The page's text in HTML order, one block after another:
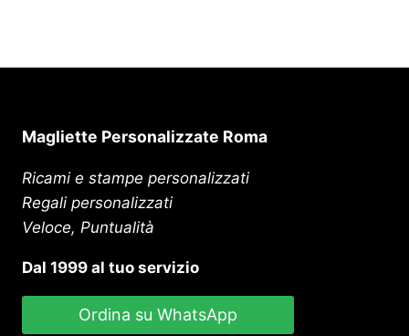
Magliette Personalizzate Roma
Ricami e stampe personalizzati
Regali personalizzati
Veloce, Puntualità
Dal 1999 al tuo servizio
Ordina su WhatsApp